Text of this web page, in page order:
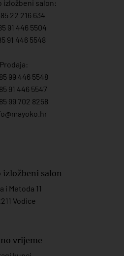
izložbeni salon:
22 216 634
91 446 5504
91 446 5548
Prodaja:
99 446 5548
91 446 5547
99 702 8258
hr
izložbeni salon
i Metoda 11
Vodice
vrijeme